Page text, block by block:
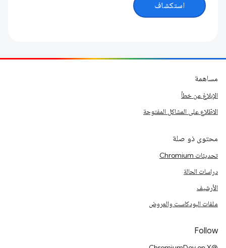
استكشاف
مساهمة
الإبلاغ عن خطأ
الاطّلاع على المشاكل المفتوحة
محتوى ذو صلة
تحديثات Chromium
دراسات الحالة
الأرشيف
ملفات البودكاست والعروض
Follow